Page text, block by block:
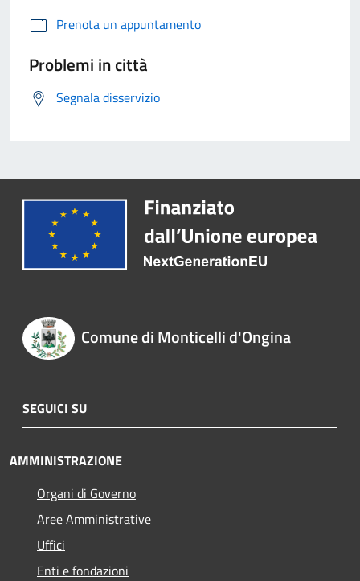
Prenota un appuntamento
Problemi in città
Segnala disservizio
Comune di Monticelli d'Ongina
SEGUICI SU
AMMINISTRAZIONE
Organi di Governo
Aree Amministrative
Uffici
Enti e fondazioni